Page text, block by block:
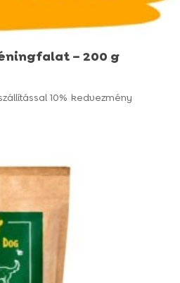
– 200 g
10% kedvezmény